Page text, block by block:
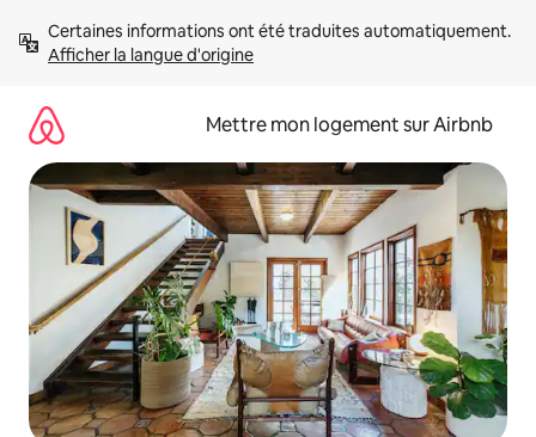
directement
Afficher la langue d'origine
Mettre mon logement sur Airbnb